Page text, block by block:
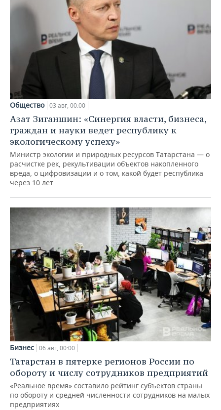
Общество 03 авг, 00:00
Азат Зиганшин: «Синергия власти, бизнеса,
граждан и науки ведет республику к
экологическому успеху»
Министр экологии и природных ресурсов Татарстана — о
расчистке рек, рекультивации объектов накопленного
вреда, о цифровизации и о том, какой будет республика
через 10 лет
Бизнес 06 авг, 00:00
Татарстан в пятерке регионов России по
обороту и числу сотрудников предприятий
«Реальное время» составило рейтинг субъектов страны
по обороту и средней численности сотрудников на малых
предприятиях